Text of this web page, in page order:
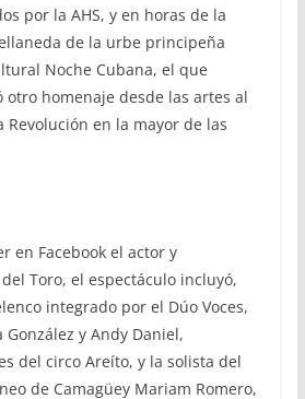
por la AHS, y en horas de la
de la urbe principeña
Noche Cubana, el que
homenaje desde las artes al
en la mayor de las
en Facebook el actor y
Toro, el espectáculo incluyó,
integrado por el Dúo Voces,
González y Andy Daniel,
del circo Areíto, y la solista del
de Camagüey Mariam Romero,